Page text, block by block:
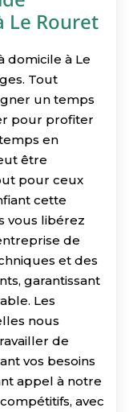
Le Rouret
domicile à Le
Tout
un temps
pour profiter
en
être
pour ceux
cette
vous libérez
de
et des
garantissant
Les
nous
de
vos besoins
appel à notre
avec